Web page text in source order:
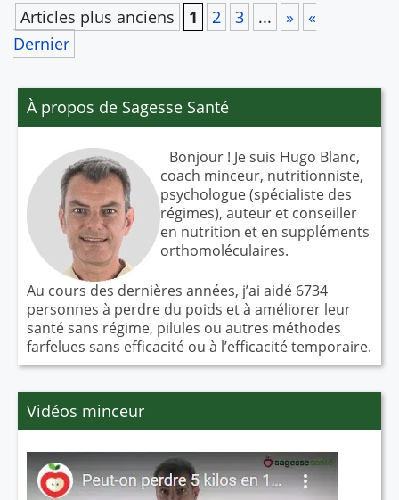
Post
navigation
Articles plus anciens 1 2 3 ... »
«
Dernier
À propos de Sagesse Santé
Bonjour ! Je suis Hugo Blanc,
coach minceur, nutritionniste,
psychologue (spécialiste des
régimes), auteur et conseiller
en nutrition et en suppléments
orthomoléculaires.
Au cours des dernières années, j’ai aidé 6734
personnes à perdre du poids et à améliorer leur
santé sans régime, pilules ou autres méthodes
farfelues sans efficacité ou à l’efficacité temporaire.
Vidéos minceur